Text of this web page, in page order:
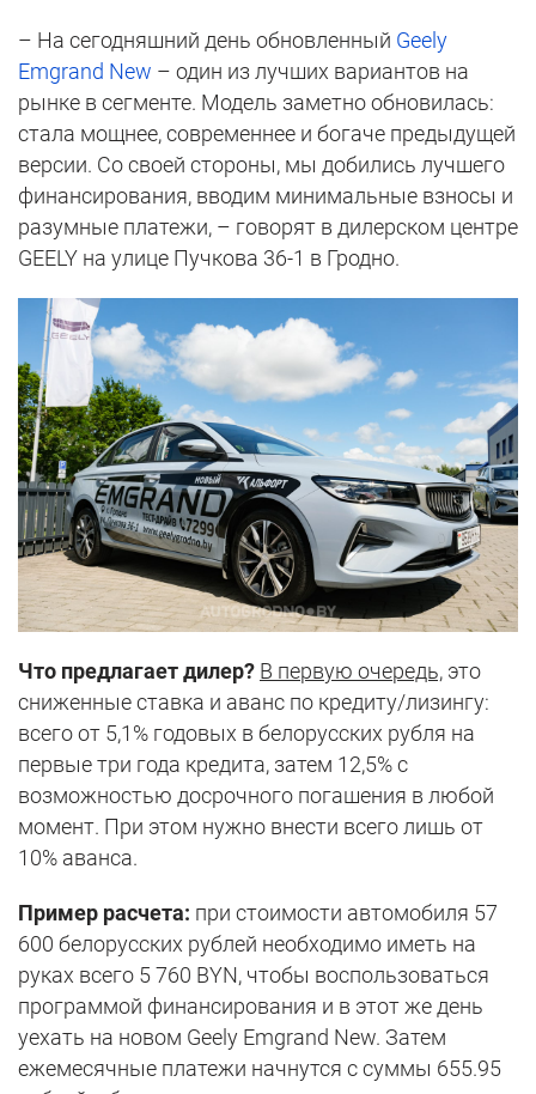
– На сегодняшний день обновленный Geely
Emgrand New – один из лучших вариантов на
рынке в сегменте. Модель заметно обновилась:
стала мощнее, современнее и богаче предыдущей
версии. Со своей стороны, мы добились лучшего
финансирования, вводим минимальные взносы и
разумные платежи, – говорят в дилерском центре
GEELY на улице Пучкова 36-1 в Гродно.
Что предлагает дилер? В первую очередь, это
сниженные ставка и аванс по кредиту/лизингу:
всего от 5,1% годовых в белорусских рубля на
первые три года кредита, затем 12,5% с
возможностью досрочного погашения в любой
момент. При этом нужно внести всего лишь от
10% аванса.
Пример расчета: при стоимости автомобиля 57
600 белорусских рублей необходимо иметь на
руках всего 5 760 BYN, чтобы воспользоваться
программой финансирования и в этот же день
уехать на новом Geely Emgrand New. Затем
ежемесячные платежи начнутся с суммы 655.95